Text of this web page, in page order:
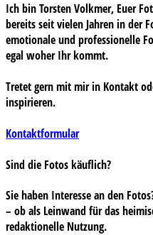
Ich bin Torsten Volkmer, Euer
bereits seit vielen Jahren in der
emotionale und professionelle
egal woher Ihr kommt.
Tretet gern mit mir in Kontakt
inspirieren.
Kontaktformular
Sind die Fotos käuflich?
Sie haben Interesse an den
– ob als Leinwand für das
redaktionelle Nutzung.